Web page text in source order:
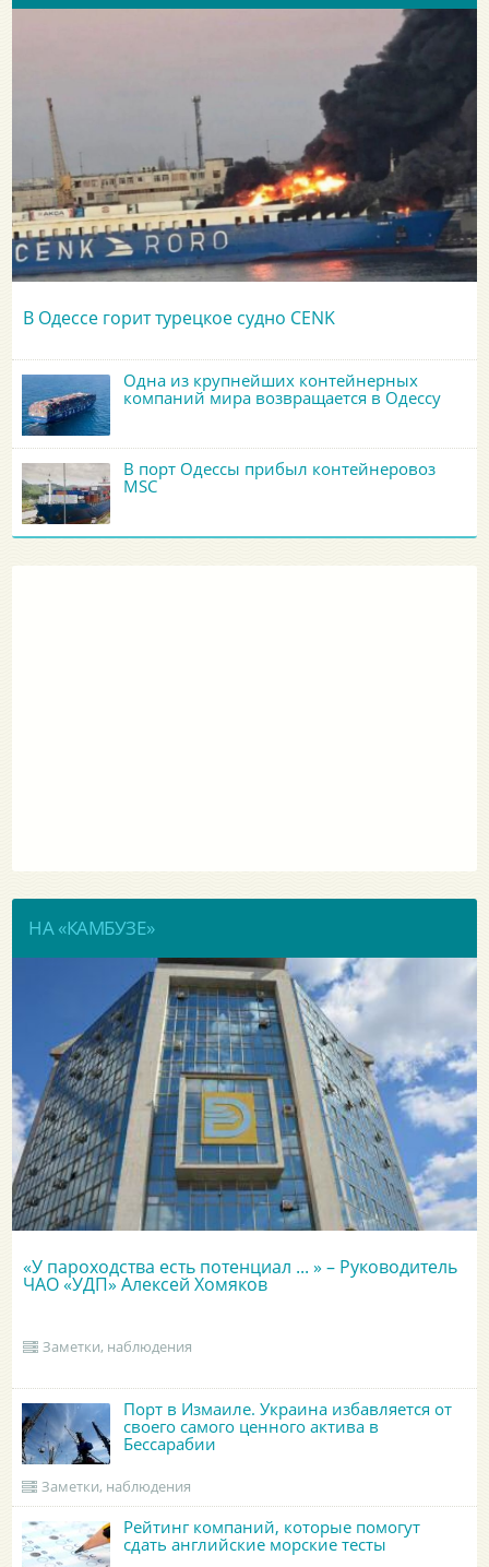
В Одессе горит турецкое судно CENK
Одна из крупнейших контейнерных
компаний мира возвращается в Одессу
В порт Одессы прибыл контейнеровоз
MSC
НА «КАМБУЗЕ»
«У пароходства есть потенциал ... » – Руководитель
ЧАО «УДП» Алексей Хомяков
Заметки, наблюдения
Порт в Измаиле. Украина избавляется от
своего самого ценного актива в
Бессарабии
Заметки, наблюдения
Рейтинг компаний, которые помогут
сдать английские морские тесты